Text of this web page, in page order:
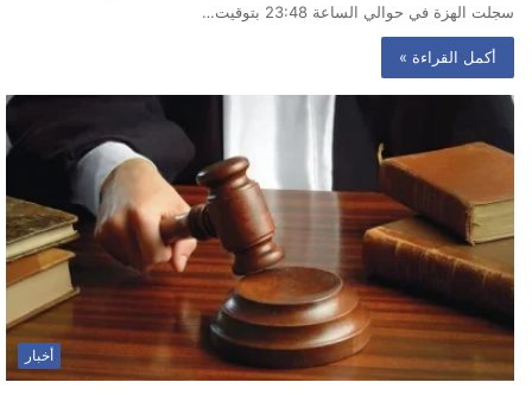
سجلت الهزة في حوالي الساعة 23:48 بتوقيت…
أكمل القراءة »
أخبار